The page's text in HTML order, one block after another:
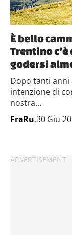
È bello
Trentino
godersi
Dopo tanti anni
intenzione di
nostra...
FraRu,30 Giu